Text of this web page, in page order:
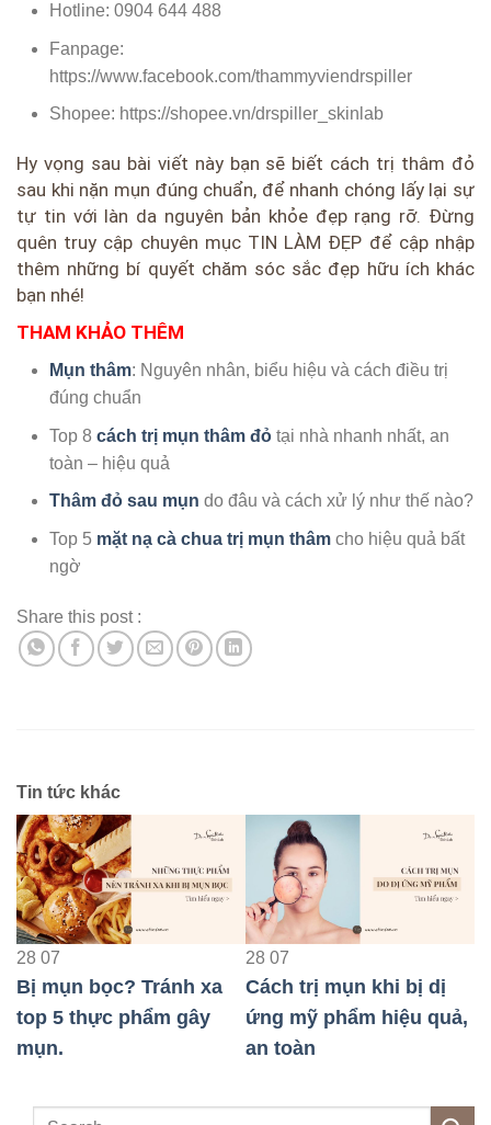
Hotline: 0904 644 488
Fanpage:
https://www.facebook.com/thammyviendrspiller
Shopee: https://shopee.vn/drspiller_skinlab
Hy vọng sau bài viết này bạn sẽ biết cách trị thâm đỏ
sau khi nặn mụn đúng chuẩn, để nhanh chóng lấy lại sự
tự tin với làn da nguyên bản khỏe đẹp rạng rỡ. Đừng
quên truy cập chuyên mục TIN LÀM ĐẸP để cập nhập
thêm những bí quyết chăm sóc sắc đẹp hữu ích khác
bạn nhé!
THAM KHẢO THÊM
Mụn thâm: Nguyên nhân, biểu hiệu và cách điều trị
đúng chuẩn
Top 8 cách trị mụn thâm đỏ tại nhà nhanh nhất, an
toàn – hiệu quả
Thâm đỏ sau mụn do đâu và cách xử lý như thế nào?
Top 5 mặt nạ cà chua trị mụn thâm cho hiệu quả bất
ngờ
Share this post :
Tin tức khác
28 07
Bị mụn bọc? Tránh xa
top 5 thực phẩm gây
mụn.
28 07
Cách trị mụn khi bị dị
ứng mỹ phẩm hiệu quả,
an toàn